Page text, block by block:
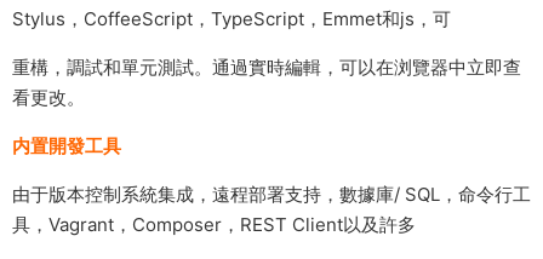
Stylus，CoffeeScript，TypeScript，Emmet和js，可
重構，調試和單元測試。通過實時編輯，可以在浏覽器中立即查
看更改。
内置開發工具
由于版本控制系統集成，遠程部署支持，數據庫/ SQL，命令行工
具，Vagrant，Composer，REST Client以及許多